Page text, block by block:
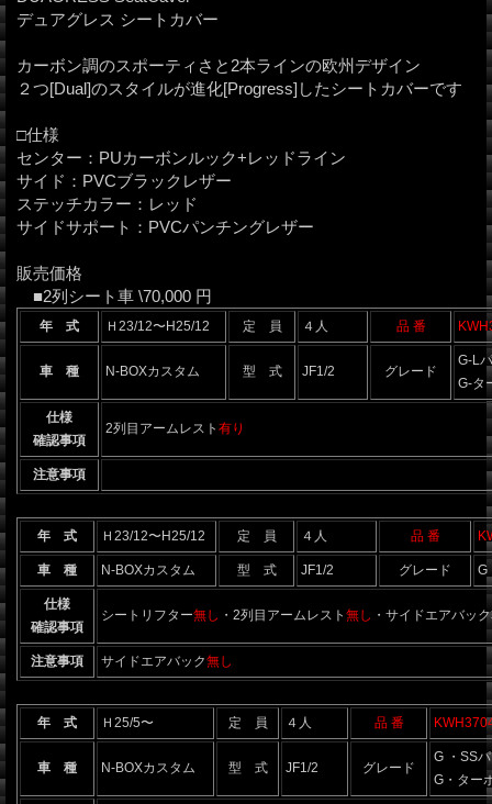
デュアグレス シートカバー
カーボン調のスポーティさと2本ラインの欧州デザイン
２つ[Dual]のスタイルが進化[Progress]したシートカバーです
□仕様
センター：PUカーボンルック+レッドライン
サイド：PVCブラックレザー
ステッチカラー：レッド
サイドサポート：PVCパンチングレザー
販売価格
■2列シート車 \70,000 円
年 式 Ｈ23/12〜H25/12 定 員 ４人 品 番
車 種 N-BOXカスタム 型 式 JF1/2 グレード
G-L
G-タ
仕様
確認事項
2列目アームレスト 有り
注意事項
年 式 Ｈ23/12〜H25/12 定 員 ４人 品 番
車 種 N-BOXカスタム 型 式 JF1/2 グレード G
仕様
確認事項
シートリフター無し ・2列目アームレスト 無し ・サイドエアバッ
注意事項 サイドエアバック無し
年 式 Ｈ25/5〜 定 員 ４人 品 番
車 種 N-BOXカスタム 型 式 JF1/2 グレード
G ・SS
G・ター